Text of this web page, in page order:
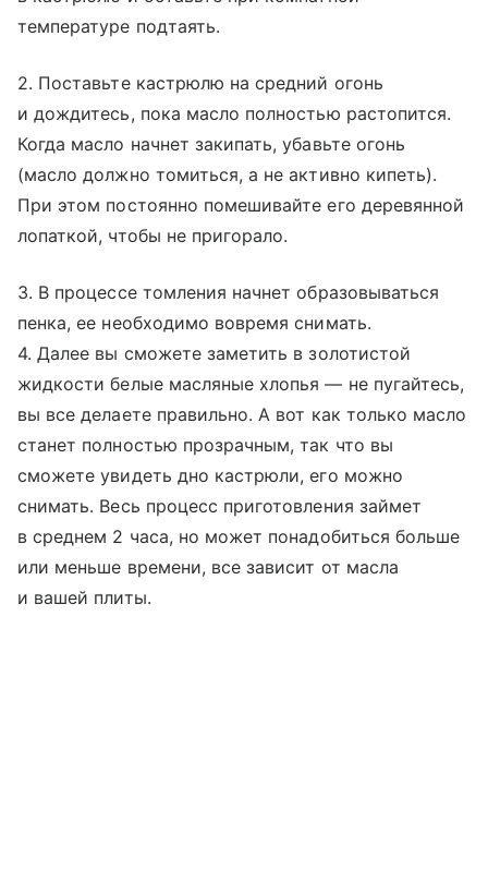
температуре подтаять.
2. Поставьте кастрюлю на средний огонь
и дождитесь, пока масло полностью растопится.
Когда масло начнет закипать, убавьте огонь
(масло должно томиться, а не активно кипеть).
При этом постоянно помешивайте его деревянной
лопаткой, чтобы не пригорало.
3. В процессе томления начнет образовываться
пенка, ее необходимо вовремя снимать.
4. Далее вы сможете заметить в золотистой
жидкости белые масляные хлопья — не пугайтесь,
вы все делаете правильно. А вот как только масло
станет полностью прозрачным, так что вы
сможете увидеть дно кастрюли, его можно
снимать. Весь процесс приготовления займет
в среднем 2 часа, но может понадобиться больше
или меньше времени, все зависит от масла
и вашей плиты.